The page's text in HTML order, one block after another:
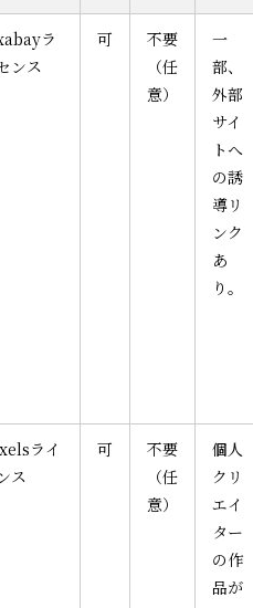
ラ
ンス
可
不要
（任
意）
一
部、
外部
サイ
トへ
の誘
導リ
ンク
あ
り。
ライ
ス
可
不要
（任
意）
個人
クリ
エイ
ター
の作
品が